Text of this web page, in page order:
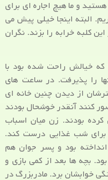
و ما هیچ اجاره ای برای
البته اینجا خیلی پیش می
کلبه خرابه را بزند. نگران
که خیالش راحت شده بود با
را پذیرفت. در ساعت های
از دیدن چنین خانه ای
کنند آنقدر خوشحال بودند
بودند. زن میان اسباب
برای شب غذایی درست کند.
بود و پسر جوان هم
بچه ها بعد از کمی بازی و
خوابشان برد. مادربزرگ در